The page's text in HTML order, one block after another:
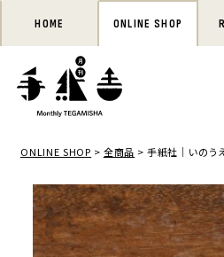
HOME ONLINE SHOP
ONLINE SHOP 全商品 手紙社｜いのう